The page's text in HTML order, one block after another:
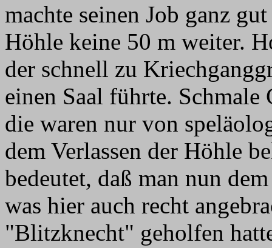
machte seinen Job ganz
Höhle keine 50 m weiter.
der schnell zu
einen Saal führte.
die waren nur von
dem Verlassen der Höhle
bedeutet, daß man nun
was hier auch recht
"Blitzknecht" geholfen